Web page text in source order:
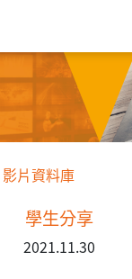
影片資料庫
學生分享
2021.11.30